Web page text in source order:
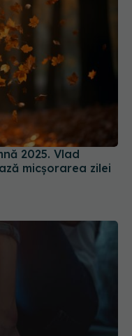
micșorarea zilei